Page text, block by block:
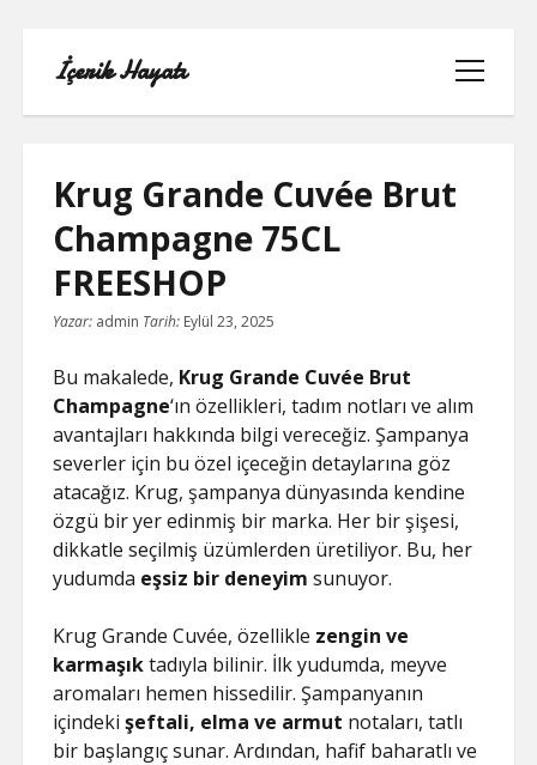
İçerik Hayatı
menüyü
aç
FACEBOOK SAYFA NASIL KURULUR
IGTV IZLENME GÖNDERME HILESI
LISTE
SAYFA LISTESI
TUMBLR TAKIPÇI ARTTIRMA BEDAVA
Krug Grande Cuvée Brut
Champagne 75CL
FREESHOP
Yazar: admin Tarih: Eylül 23, 2025
Bu makalede, Krug Grande Cuvée Brut
Champagne‘ın özellikleri, tadım notları ve alım
avantajları hakkında bilgi vereceğiz. Şampanya
severler için bu özel içeceğin detaylarına göz
atacağız. Krug, şampanya dünyasında kendine
özgü bir yer edinmiş bir marka. Her bir şişesi,
dikkatle seçilmiş üzümlerden üretiliyor. Bu, her
yudumda eşsiz bir deneyim sunuyor.
Krug Grande Cuvée, özellikle zengin ve
karmaşıktadıyla bilinir. İlk yudumda, meyve
aromaları hemen hissedilir. Şampanyanın
içindekişeftali, elma ve armut notaları, tatlı
bir başlangıç sunar. Ardından, hafif baharatlı ve